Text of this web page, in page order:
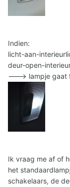
Indien:
licht-aan-
deur-open-
---> lampje gaat
Ik vraag me af of
het
schakelaars, de